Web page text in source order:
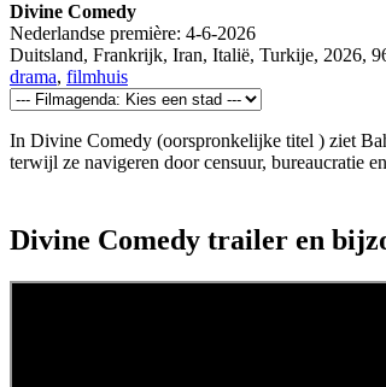
Divine Comedy
Nederlandse première: 4-6-2026
Duitsland, Frankrijk, Iran, Italië, Turkije, 2026,
drama, filmhuis
In Divine Comedy (oorspronkelijke titel ) ziet
terwijl ze navigeren door censuur, bureaucratie
Divine Comedy trailer en